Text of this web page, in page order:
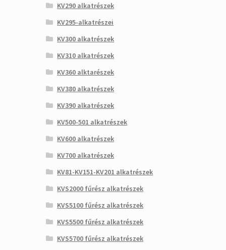
KV290 alkatrészek
KV295-alkatrészei
KV300 alkatrészek
KV310 alkatrészek
KV360 alktarészek
KV380 alkatrészek
KV390 alkatrészek
KV500-501 alkatrészek
KV600 alkatrészek
KV700 alkatrészek
KV81-KV151-KV201 alkatrészek
KVS2000 fűrész alkatrészek
KVS5100 fűrész alkatrészek
KVS5500 fűrész alkatrészek
KVS5700 fűrész alkatrészek